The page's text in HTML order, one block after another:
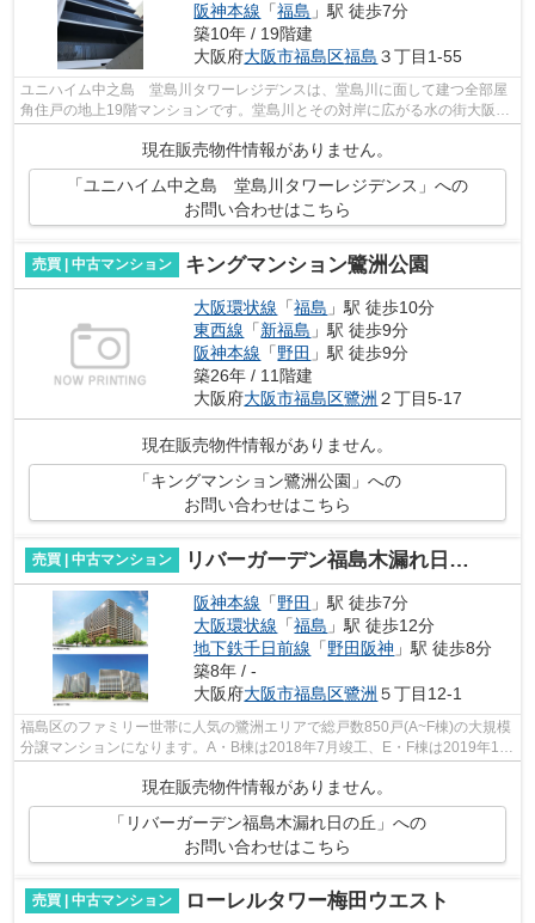
阪神本線 「福島 」駅 徒歩7分
築10年 / 19階建
大阪府大阪市福島区福島 ３丁目1-55
ユニハイム中之島 堂島川タワーレジデンスは、堂島川に面して建つ全部屋
角住戸の地上19階マンションです。堂島川とその対岸に広がる水の街大阪の
現在販売物件情報がありません。
「ユニハイム中之島 堂島川タワーレジデンス」への
お問い合わせはこちら
売買 | 中古マンション キングマンション鷺洲公園
大阪環状線 「福島 」駅 徒歩10分
東西線 「新福島 」駅 徒歩9分
阪神本線 「野田 」駅 徒歩9分
築26年 / 11階建
大阪府大阪市福島区鷺洲 ２丁目5-17
現在販売物件情報がありません。
「キングマンション鷺洲公園」への
お問い合わせはこちら
売買 | 中古マンション リバーガーデン福島木漏れ日の丘
阪神本線 「野田 」駅 徒歩7分
大阪環状線 「福島 」駅 徒歩12分
地下鉄千日前線 「野田阪神 」駅 徒歩8分
築8年 / -
大阪府大阪市福島区鷺洲 ５丁目12-1
福島区のファミリー世帯に人気の鷺洲エリアで総戸数850戸(A~F棟)の大規模
分譲マンションになります。A・B棟は2018年7月竣工、E・F棟は2019年1月
竣工、C・D棟は2019年9月竣工となってい...
現在販売物件情報がありません。
「リバーガーデン福島木漏れ日の丘」への
お問い合わせはこちら
売買 | 中古マンション ローレルタワー梅田ウエスト